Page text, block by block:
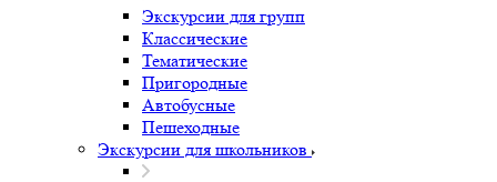
Экскурсии для групп
Классические
Тематические
Пригородные
Автобусные
Пешеходные
Экскурсии для школьников